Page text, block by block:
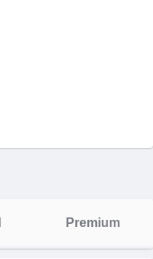
Premium